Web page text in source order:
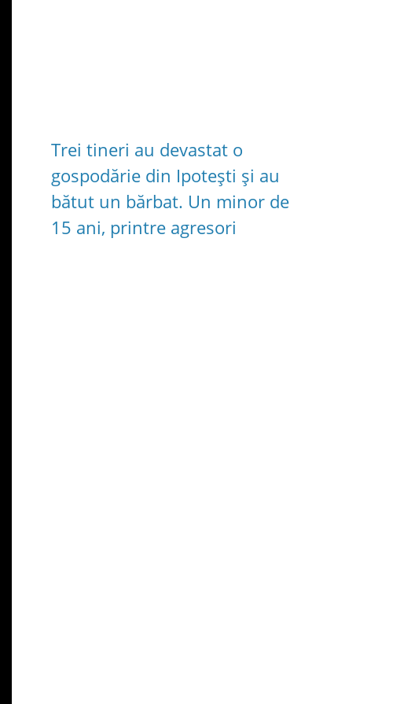
Trei tineri au devastat o
gospodărie din Ipotești și au
bătut un bărbat. Un minor de
15 ani, printre agresori